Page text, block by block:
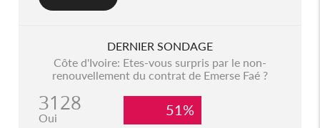
DERNIER SONDAGE
Côte d'Ivoire: Etes-vous surpris par le non-
renouvellement du contrat de Emerse Faé ?
3128
Oui 51%